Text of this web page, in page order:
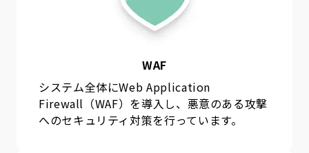
WAF
システム全体にWeb Application
Firewall（WAF）を導入し、悪意のある攻撃
へのセキュリティ対策を行っています。